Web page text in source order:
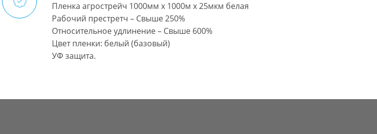
Пленка агрострейч 1000мм х 1000м х 25мкм белая
Рабочий престретч – Свыше 250%
Относительное удлинение – Свыше 600%
Цвет пленки: белый (базовый)
УФ защита.